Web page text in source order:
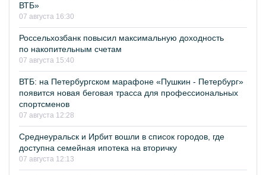
ВТБ»
07 августа 16:30
Россельхозбанк повысил максимальную доходность
по накопительным счетам
07 августа 15:40
ВТБ: на Петербургском марафоне «Пушкин - Петербург»
появится новая беговая трасса для профессиональных
спортсменов
07 августа 12:28
Среднеуральск и Ирбит вошли в список городов, где
доступна семейная ипотека на вторичку
07 августа 12:13